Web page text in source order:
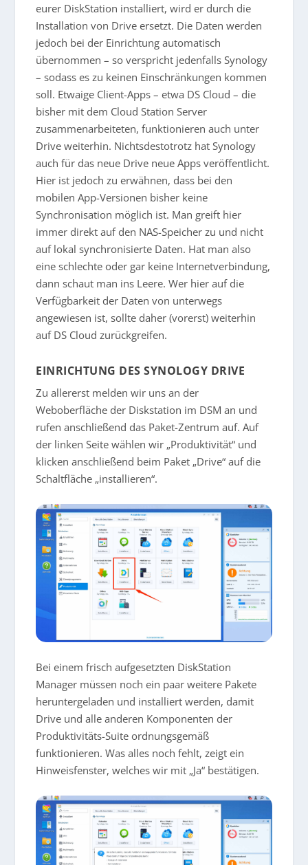
eurer DiskStation installiert, wird er durch die
Installation von Drive ersetzt. Die Daten werden
jedoch bei der Einrichtung automatisch
übernommen – so verspricht jedenfalls Synology
– sodass es zu keinen Einschränkungen kommen
soll. Etwaige Client-Apps – etwa DS Cloud – die
bisher mit dem Cloud Station Server
zusammenarbeiteten, funktionieren auch unter
Drive weiterhin. Nichtsdestotrotz hat Synology
auch für das neue Drive neue Apps veröffentlicht.
Hier ist jedoch zu erwähnen, dass bei den
mobilen App-Versionen bisher keine
Synchronisation möglich ist. Man greift hier
immer direkt auf den NAS-Speicher zu und nicht
auf lokal synchronisierte Daten. Hat man also
eine schlechte oder gar keine Internetverbindung,
dann schaut man ins Leere. Wer hier auf die
Verfügbarkeit der Daten von unterwegs
angewiesen ist, sollte daher (vorerst) weiterhin
auf DS Cloud zurückgreifen.
EINRICHTUNG DES SYNOLOGY DRIVE
Zu allererst melden wir uns an der
Weboberfläche der Diskstation im DSM an und
rufen anschließend das Paket-Zentrum auf. Auf
der linken Seite wählen wir „Produktivität“ und
klicken anschließend beim Paket „Drive“ auf die
Schaltfläche „installieren“.
Bei einem frisch aufgesetzten DiskStation
Manager müssen noch ein paar weitere Pakete
heruntergeladen und installiert werden, damit
Drive und alle anderen Komponenten der
Produktivitäts-Suite ordnungsgemäß
funktionieren. Was alles noch fehlt, zeigt ein
Hinweisfenster, welches wir mit „Ja“ bestätigen.